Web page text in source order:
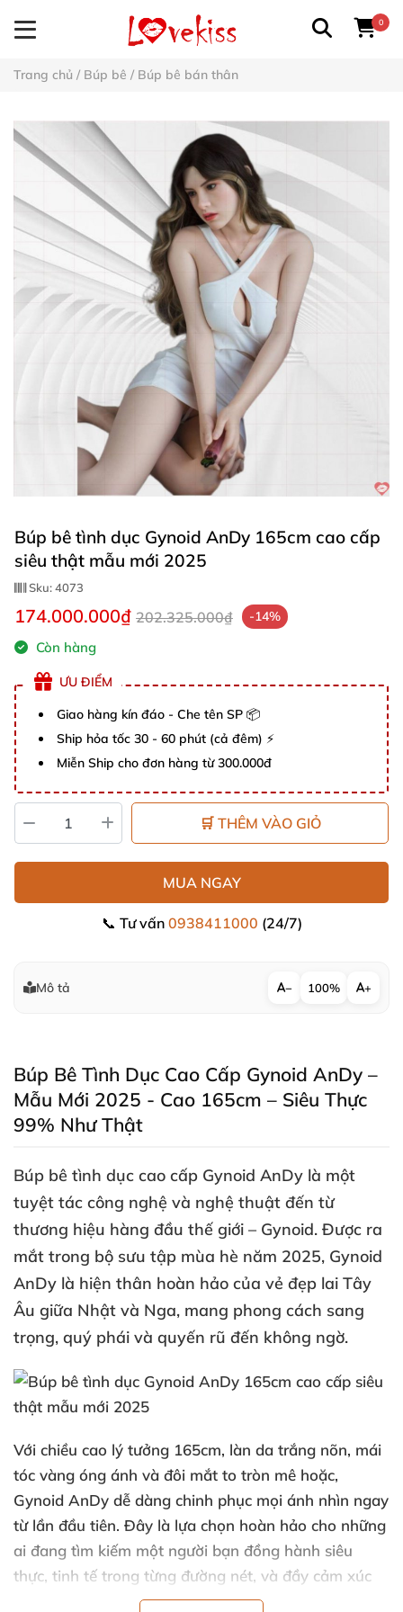
0
Trang chủ / Búp bê / Búp bê bán thân
Búp bê tình dục Gynoid AnDy 165cm cao cấp
siêu thật mẫu mới 2025
Sku:4073
174.000.000₫ 202.325.000₫ -14%
Còn hàng
ƯU ĐIỂM
Giao hàng kín đáo - Che tên SP 📦
Ship hỏa tốc 30 - 60 phút (cả đêm) ⚡
Miễn Ship cho đơn hàng từ 300.000đ
🛒 THÊM VÀO GIỎ
MUA NGAY
📞 Tư vấn 0938411000 (24/7)
Mô tả − 100% +
Búp Bê Tình Dục Cao Cấp Gynoid AnDy –
Mẫu Mới 2025 - Cao 165cm – Siêu Thực
99% Như Thật
Búp bê tình dục cao cấp Gynoid AnDy là một
tuyệt tác công nghệ và nghệ thuật đến từ
thương hiệu hàng đầu thế giới – Gynoid. Được ra
mắt trong bộ sưu tập mùa hè năm 2025, Gynoid
AnDy là hiện thân hoàn hảo của vẻ đẹp lai Tây
Âu giữa Nhật và Nga, mang phong cách sang
trọng, quý phái và quyến rũ đến không ngờ.
Với chiều cao lý tưởng 165cm, làn da trắng nõn, mái
tóc vàng óng ánh và đôi mắt to tròn mê hoặc,
Gynoid AnDy dễ dàng chinh phục mọi ánh nhìn ngay
từ lần đầu tiên. Đây là lựa chọn hoàn hảo cho những
ai đang tìm kiếm một người bạn đồng hành siêu
thực, tinh tế trong từng đường nét, và đầy cảm xúc